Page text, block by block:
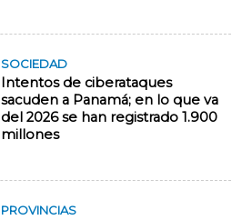
SOCIEDAD
Intentos de ciberataques
sacuden a Panamá; en lo que va
del 2026 se han registrado 1.900
millones
PROVINCIAS